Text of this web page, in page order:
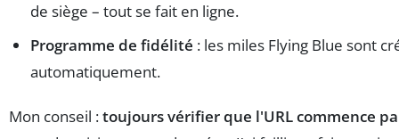
de siège – tout se fait en ligne.
Programme de fidélité : les miles Flying Blue sont
automatiquement.
Mon conseil :toujours vérifier que l'URL commence